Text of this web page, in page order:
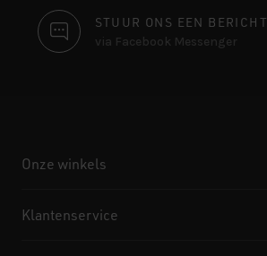
STUUR ONS EEN BERICHT
via Facebook Messenger
Onze winkels
Klantenservice